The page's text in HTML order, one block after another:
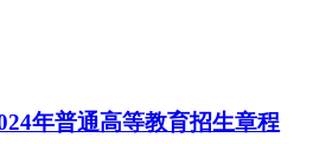
年普通高等教育招生章程